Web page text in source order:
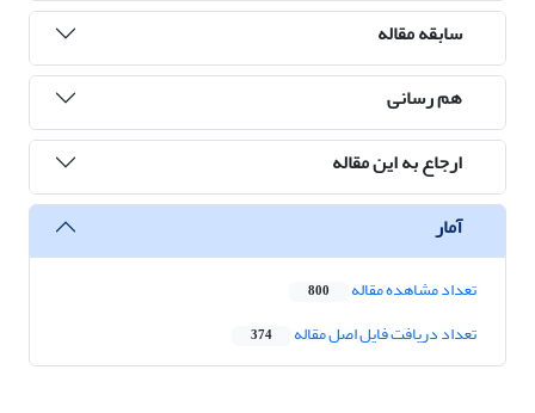
سابقه مقاله
هم رسانی
ارجاع به این مقاله
آمار
تعداد مشاهده مقاله 800
تعداد دریافت فایل اصل مقاله 374